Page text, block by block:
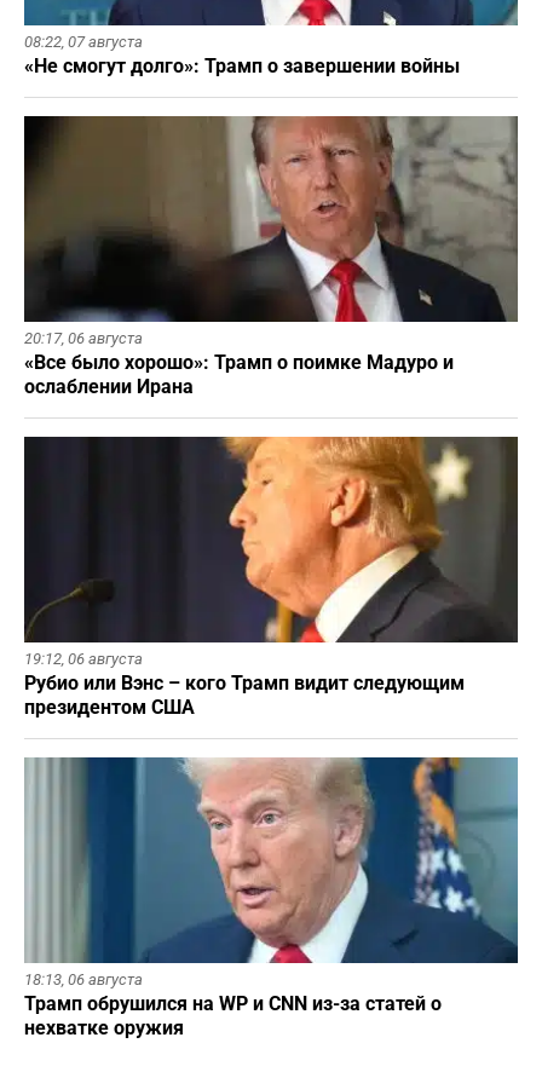
08:22, 07 августа
«Не смогут долго»: Трамп о завершении войны
20:17, 06 августа
«Все было хорошо»: Трамп о поимке Мадуро и
ослаблении Ирана
19:12, 06 августа
Рубио или Вэнс – кого Трамп видит следующим
президентом США
18:13, 06 августа
Трамп обрушился на WP и CNN из-за статей о
нехватке оружия